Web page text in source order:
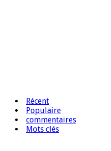
Récent
Populaire
commentaires
Mots clés